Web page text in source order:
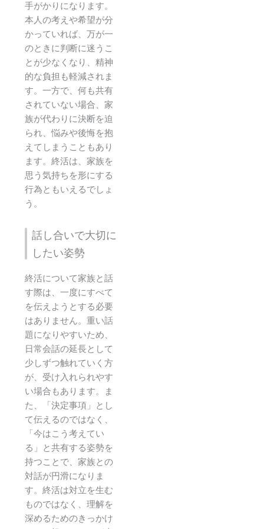
手がかりになります。
本人の考えや希望が分
かっていれば、万が一
のときに判断に迷うこ
とが少なくなり、精神
的な負担も軽減されま
す。一方で、何も共有
されていない場合、家
族が代わりに決断を迫
られ、悩みや後悔を抱
えてしまうこともあり
ます。終活は、家族を
思う気持ちを形にする
行為ともいえるでしょ
う。
話し合いで大切に
したい姿勢
終活について家族と話
す際は、一度にすべて
を伝えようとする必要
はありません。重い話
題になりやすいため、
日常会話の延長として
少しずつ触れていく方
が、受け入れられやす
い場合もあります。ま
た、「決定事項」とし
て伝えるのではなく、
「今はこう考えてい
る」と共有する姿勢を
持つことで、家族との
対話が円滑になりま
す。終活は対立を生む
ものではなく、理解を
深めるためのきっかけ